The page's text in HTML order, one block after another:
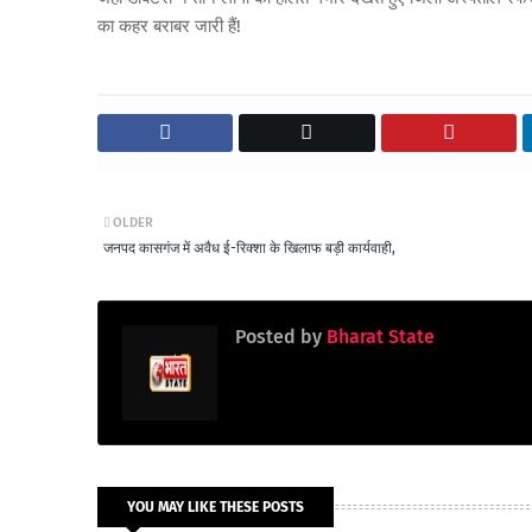
का कहर बराबर जारी हैं!
OLDER
जनपद कासगंज में अवैध ई-रिक्शा के खिलाफ बड़ी कार्यवाही,
Posted by Bharat State
YOU MAY LIKE THESE POSTS